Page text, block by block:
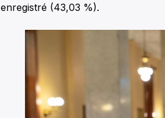
enregistré (43,03 %).